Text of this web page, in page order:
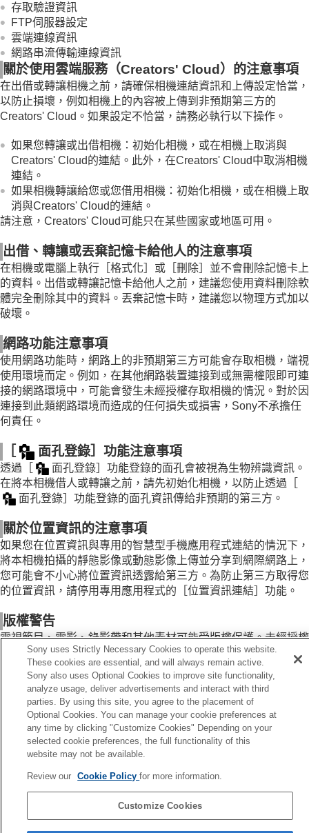
存取驗證資訊
FTP伺服器設定
雲端連線資訊
網路串流傳輸連線資訊
關於使用雲端服務（Creators' Cloud）的注意事項
在出借或轉讓相機之前，請確保相機連結資訊和上傳設定恰當，
以防止損壞，例如相機上的內容被上傳到非預期第三方的
Creators' Cloud。如果設定不恰當，請務必執行以下操作。
如果您轉讓或出借相機：初始化相機，或在相機上取消與
Creators' Cloud的連結。此外，在Creators' Cloud中取消相機
連結。
如果相機轉讓給您或您借用相機：初始化相機，或在相機上取
消與Creators' Cloud的連結。
請注意，Creators' Cloud可能只在某些國家或地區可用。
出借、轉讓或丟棄記憶卡給他人的注意事項
在相機或電腦上執行 ［格式化］ 或 ［刪除］ 並不會刪除記憶卡上
的資料。出借或轉讓記憶卡給他人之前，建議您使用資料刪除軟
體完全刪除其中的資料。丟棄記憶卡時，建議您以物理方式加以
破壞。
網路功能注意事項
使用網路功能時，網路上的非預期第三方可能會存取相機，端視
使用環境而定。例如，在其他網路裝置連接到或無需權限即可連
接的網路環境中，可能會發生未經授權存取相機的情況。對於因
連接到此類網路環境而造成的任何損失或損害，Sony不承擔任
何責任。
面孔登錄］功能注意事項
透過 面孔登錄］ 功能登錄的面孔會被視為生物辨識資訊。
在將本相機借人或轉讓之前，請先初始化相機，以防止透過
面孔登錄］ 功能登錄的面孔資訊傳給非預期的第三方。
關於位置資訊的注意事項
如果您在位置資訊與專用的智慧型手機應用程式連結的情況下，
將本相機拍攝的靜態影像或動態影像上傳並分享到網際網路上，
您可能會不小心將位置資訊透露給第三方。為防止第三方取得您
的位置資訊，請停用專用應用程式的 ［位置資訊連結］ 功能。
版權警告
電視節目、電影、錄影帶和其他素材可能受版權保護。未經授權
錄製此類素材可能違反版權法的規定。
須知
下一頁
Sony uses Strictly Necessary Cookies to operate this website.
These cookies are essential, and will always remain active.
Sony also uses Optional Cookies to improve site functionality,
analyze usage, deliver advertisements and interact with third
parties. By using this site, you agree to the placement of
Optional Cookies. You can manage your cookie preferences at
any time by clicking "Customize Cookies" Depending on your
selected cookie preferences, the full functionality of this
website may not be available.
Review our Cookie Policyfor more information.
Customize Cookies